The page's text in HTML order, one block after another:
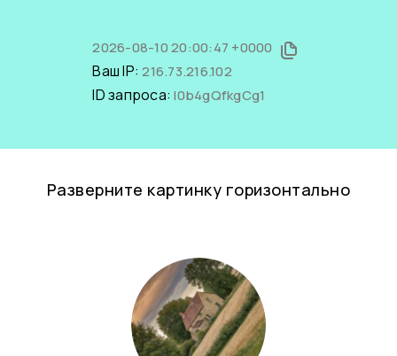
2026-08-10 20:00:47 +0000
Ваш IP:216.73.216.102
ID запроса:l0b4gQfkgCg1
Разверните картинку горизонтально